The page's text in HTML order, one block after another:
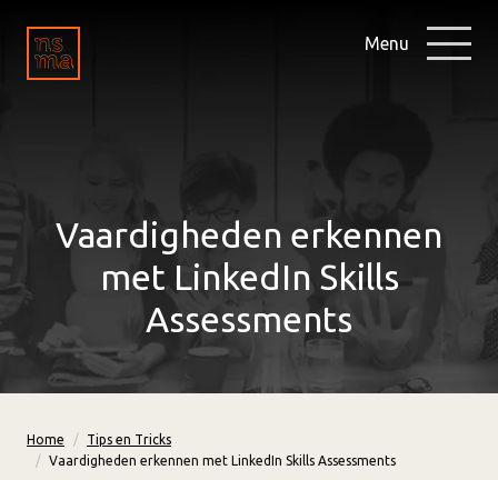
Menu
Vaardigheden erkennen
met LinkedIn Skills
Assessments
Home
Tips en Tricks
Vaardigheden erkennen met LinkedIn Skills Assessments